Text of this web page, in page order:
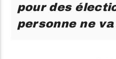
pour des
personne ne